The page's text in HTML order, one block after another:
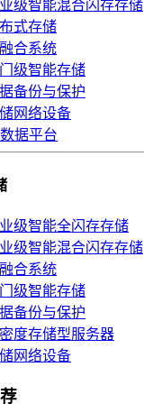
级智能混合闪存存储
式存储
合系统
级智能存储
备份与保护
网络设备
据平台
级智能全闪存存储
级智能混合闪存存储
合系统
级智能存储
备份与保护
度存储型服务器
网络设备